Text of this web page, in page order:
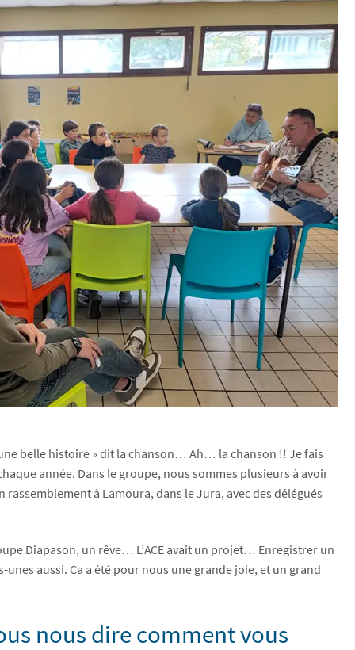
une belle histoire » dit la chanson… Ah… la chanson !! Je fais
année. Dans le groupe, nous sommes plusieurs à avoir
à Lamoura, dans le Jura, avec des délégués
Diapason, un rêve… L’ACE avait un projet… Enregistrer un
aussi. Ca a été pour nous une grande joie, et un grand
nous dire comment vous